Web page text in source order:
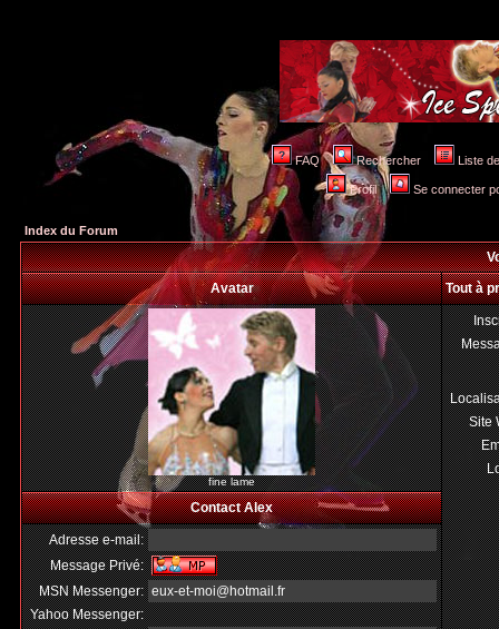
FAQ Rechercher Liste
Profil Se connecter
Index du Forum
Avatar
Tout à
fine lame
Site
Contact Alex
Adresse e-mail:
Message Privé:
MSN Messenger: eux-et-moi@hotmail.fr
Yahoo Messenger: